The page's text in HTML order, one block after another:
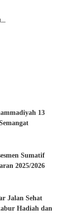
13
Sumatif
2025/2026
Jalan Sehat
Hadiah dan